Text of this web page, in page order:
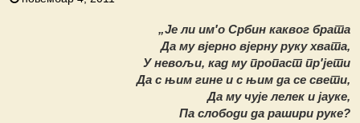
„Је ли им′о Србин каквог брата
Да му вјерно вјерну руку хвата,
У невољи, кад му пропаст пр′јети
Да с њим гине и с њим да се свети,
Да му чује лелек и јауке,
Па слободи да рашири руке?